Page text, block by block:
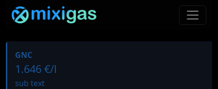
GNC
1.646 €/l
sub text